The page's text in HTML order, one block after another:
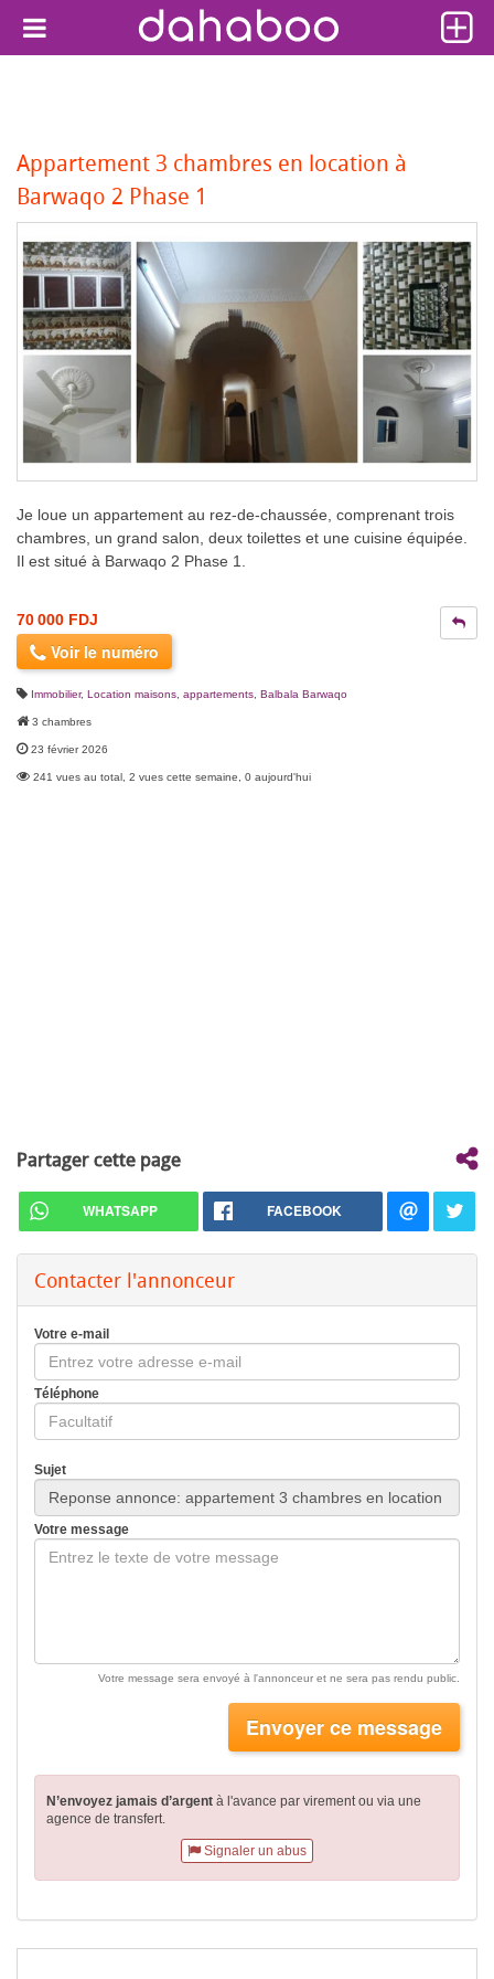
Appartement 3 chambres en location à
Barwaqo 2 Phase 1
Je loue un appartement au rez-de-chaussée, comprenant trois
chambres, un grand salon, deux toilettes et une cuisine équipée.
Il est situé à Barwaqo 2 Phase 1.
70 000 FDJ
Voir le numéro
Immobilier, Location maisons, appartements Balbala Barwaqo
3 chambres
23 février 2026
241 vues au total, 2 vues cette semaine, 0 aujourd'hui
Partager cette page
WHATSAPP FACEBOOK
Contacter l'annonceur
Votre e-mail
Téléphone
Sujet
Votre message
Votre message sera envoyé à l'annonceur et ne sera pas rendu public.
Envoyer ce message
N’envoyez jamais d’argent à l'avance par virementou via une
agence de transfert.
Signaler un abus